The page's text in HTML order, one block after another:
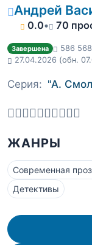
Андрей
0.0• 70
Завершена
586
27.04.2026 (обн.
Серия: "А.
ЖАНРЫ
Современная
Детективы